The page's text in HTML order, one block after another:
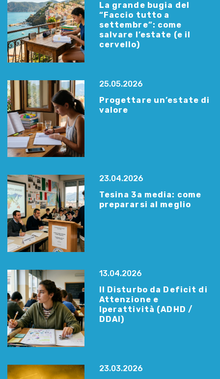
La grande bugia del
“Faccio tutto a
settembre”: come
salvare l’estate (e il
cervello)
25.05.2026
Progettare un’estate di
valore
23.04.2026
Tesina 3a media: come
prepararsi al meglio
13.04.2026
Il Disturbo da Deficit di
Attenzione e
Iperattività (ADHD /
DDAI)
23.03.2026